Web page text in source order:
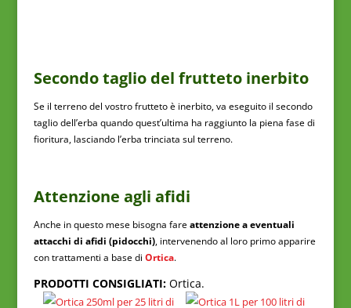
Secondo taglio del frutteto inerbito
Se il terreno del vostro frutteto è inerbito, va eseguito il secondo
taglio dell’erba quando quest’ultima ha raggiunto la piena fase di
fioritura, lasciando l’erba trinciata sul terreno.
Attenzione agli afidi
Anche in questo mese bisogna fareattenzione a eventuali
attacchi di afidi (pidocchi), intervenendo al loro primo apparire
con trattamenti a base di Ortica.
PRODOTTI CONSIGLIATI:Ortica.